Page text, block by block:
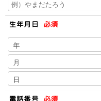
生年月日 必須
電話番号 必須